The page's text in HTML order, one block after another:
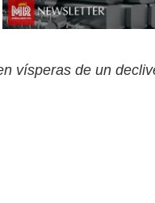
vísperas de un